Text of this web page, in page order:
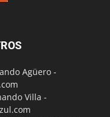
Agüero -
Villa -